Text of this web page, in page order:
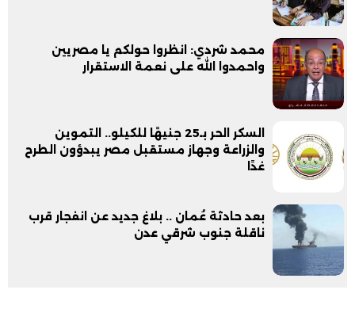
محمد شردي: انظروا حولكم يا مصريين
واحمدوا الله على نعمة الاستقرار
السكر الحر بـ25 جنيهًا للكيلو.. التموين
والزراعة وجهاز مستقبل مصر يبدؤون الطرح
غدًا
بعد حادثة عُمان .. بلاغ جديد عن انفجار قرب
ناقلة جنوب شرقي عدن